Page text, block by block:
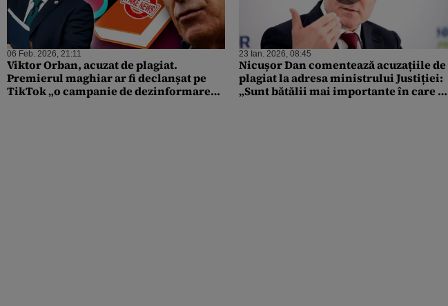
06 Feb. 2026, 21:11
Viktor Orban, acuzat de plagiat.
Premierul maghiar ar fi declanșat pe
TikTok „o campanie de dezinformare”
23 Ian. 2026, 08:45
Nicușor Dan comentează acuzațiile de
plagiat la adresa ministrului Justiției:
„Sunt bătălii mai importante în care mă